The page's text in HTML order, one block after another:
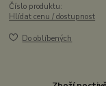
Číslo produktu:
Hlídat cenu / dostupnost
Do oblíbených